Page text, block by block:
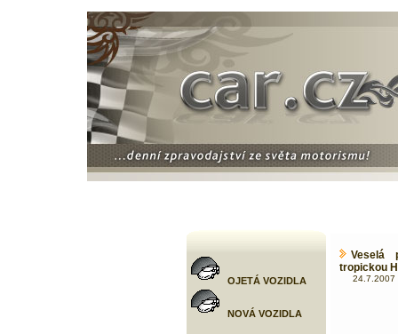
OJETÁ VOZIDLA
NOVÁ VOZIDLA
Veselá
tropickou
24.7.2007